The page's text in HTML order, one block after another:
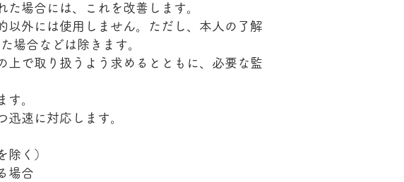
場合には、これを改善します。
外には使用しません。ただし、本人の了解
場合などは除きます。
で取り扱うよう求めるとともに、必要な監
す。
速に対応します。
く）
場合